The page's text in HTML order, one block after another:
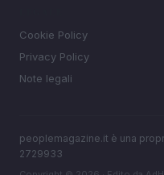
Cookie Policy
Privacy Policy
Note legali
peoplemagazine.it è una
2729933